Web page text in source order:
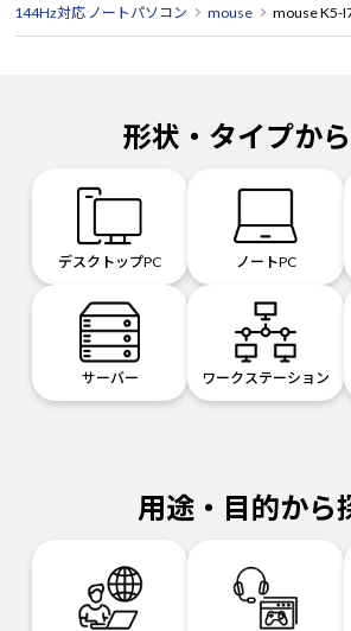
144Hz対応 ノートパソコン
mouse mouse K5-
形状・タイプか
デスクトップPC ノートPC
サーバー ワークステーション
用途・目的から